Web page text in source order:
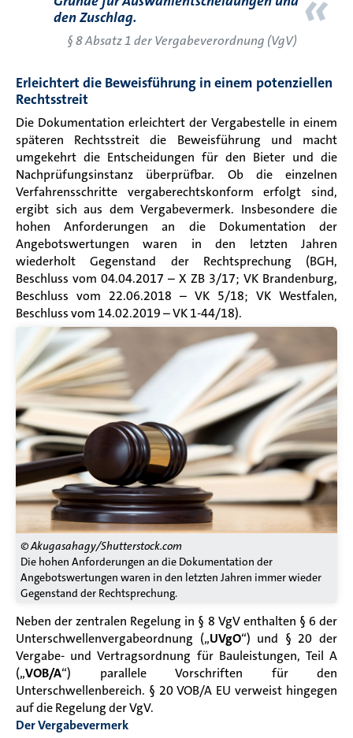
den Zuschlag.
§ 8 Absatz 1 der Vergabeverordnung (VgV)
Erleichtert die Beweisführung in einem potenziellen
Rechtsstreit
Die Dokumentation erleichtert der Vergabestelle in einem
späteren Rechtsstreit die Beweisführung und macht
umgekehrt die Entscheidungen für den Bieter und die
Nachprüfungsinstanz überprüfbar.
Ob die einzelnen
Verfahrensschritte vergaberechtskonform erfolgt sind,
ergibt sich aus dem Vergabevermerk. Insbesondere die
hohen Anforderungen an die Dokumentation der
Angebotswertungen waren in den letzten Jahren
wiederholt Gegenstand der Rechtsprechung (BGH,
Beschluss vom 04.04.2017 – X ZB 3/17; VK Brandenburg,
Beschluss vom 22.06.2018 – VK 5/18; VK Westfalen,
Beschluss vom 14.02.2019 – VK 1-44/18).
© Akugasahagy/Shutterstock.com
Die hohen Anforderungen an die Dokumentation der
Angebotswertungen waren in den letzten Jahren immer wieder
Gegenstand der Rechtsprechung.
Neben der zentralen Regelung in § 8 VgV enthalten § 6 der
Unterschwellenvergabeordnung („UVgO“) und § 20 der
Vergabe- und Vertragsordnung für Bauleistungen, Teil A
(„VOB/A“) parallele Vorschriften für den
Unterschwellenbereich. § 20 VOB/A EU verweist hingegen
auf die Regelung der VgV.
Der Vergabevermerk